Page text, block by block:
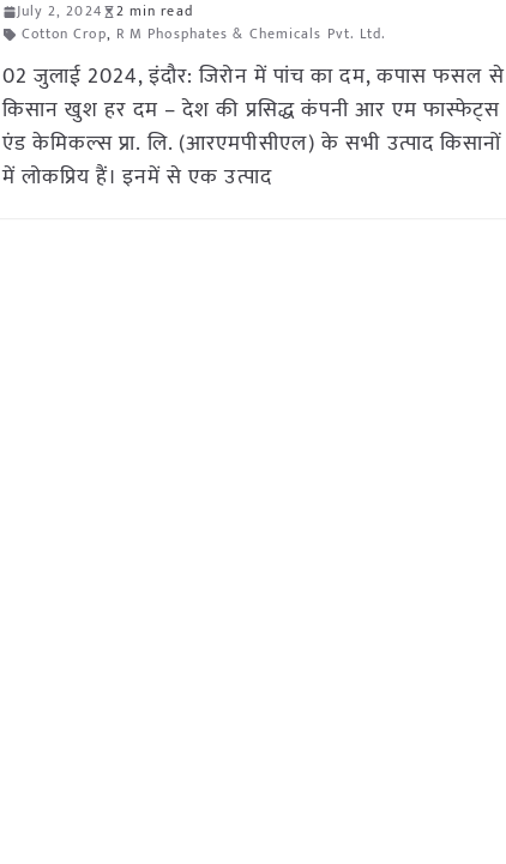
July 2, 2024
2 min read
Cotton Crop, R M Phosphates & Chemicals Pvt. Ltd.
02 जुलाई 2024, इंदौर: जिरोन में पांच का दम, कपास फसल से
किसान खुश हर दम – देश की प्रसिद्ध कंपनी आर एम फास्फेट्स
एंड केमिकल्स प्रा. लि. (आरएमपीसीएल) के सभी उत्पाद किसानों
में लोकप्रिय हैं। इनमें से एक उत्पाद